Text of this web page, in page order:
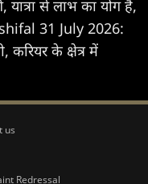
से लाभ का योग है,
31 July 2026:
करियर के क्षेत्र में
us
Redressal